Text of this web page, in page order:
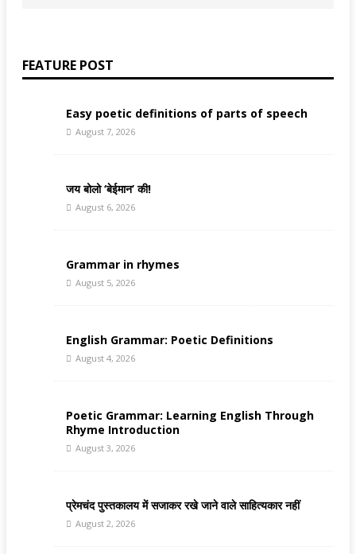
FEATURE POST
Easy poetic definitions of parts of speech
August 7, 2026
जय बोलो ‘बेईमान’ की!
August 6, 2026
Grammar in rhymes
August 5, 2026
English Grammar: Poetic Definitions
August 4, 2026
Poetic Grammar: Learning English Through
Rhyme Introduction
August 3, 2026
प्रेमचंद पुस्तकालय में सजाकर रखे जाने वाले साहित्यकार नहीं
August 2, 2026